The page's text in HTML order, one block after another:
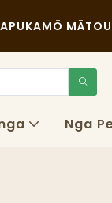
MŌ MĀTOU
Ngā Pūrongo
Nga